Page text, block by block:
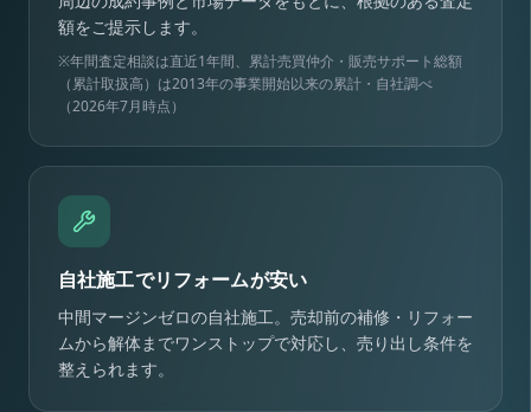
額をご提示します。
※年間査定相談は直近1年間、累計売買仲介・販売サポート総額
（累計取扱高）は2013年の事業開始以来の累計・自社調べ
（2026年7月時点）
自社施工でリフォームが安い
中間マージンゼロの自社施工。売却前の補修・リフォー
ムから解体までワンストップで対応し、売り出し条件を
整えられます。